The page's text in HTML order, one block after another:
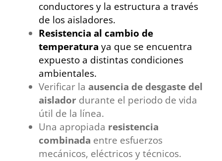
conductores y la estructura a través
de los aisladores.
Resistencia al cambio de
temperatura ya que se encuentra
expuesto a distintas condiciones
ambientales.
Verificar la ausencia de desgaste del
aislador durante el periodo de vida
útil de la línea.
Una apropiada resistencia
combinada entre esfuerzos
mecánicos, eléctricos y técnicos.